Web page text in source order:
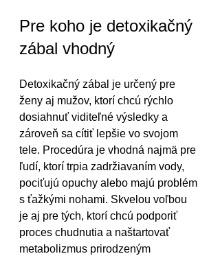
Pre koho je detoxikačný
zábal vhodný
Detoxikačný zábal je určený pre
ženy aj mužov, ktorí chcú rýchlo
dosiahnuť viditeľné výsledky a
zároveň sa cítiť lepšie vo svojom
tele. Procedúra je vhodná najmä pre
ľudí, ktorí trpia zadržiavaním vody,
pociťujú opuchy alebo majú problém
s ťažkými nohami. Skvelou voľbou
je aj pre tých, ktorí chcú podporiť
proces chudnutia a naštartovať
metabolizmus prirodzeným